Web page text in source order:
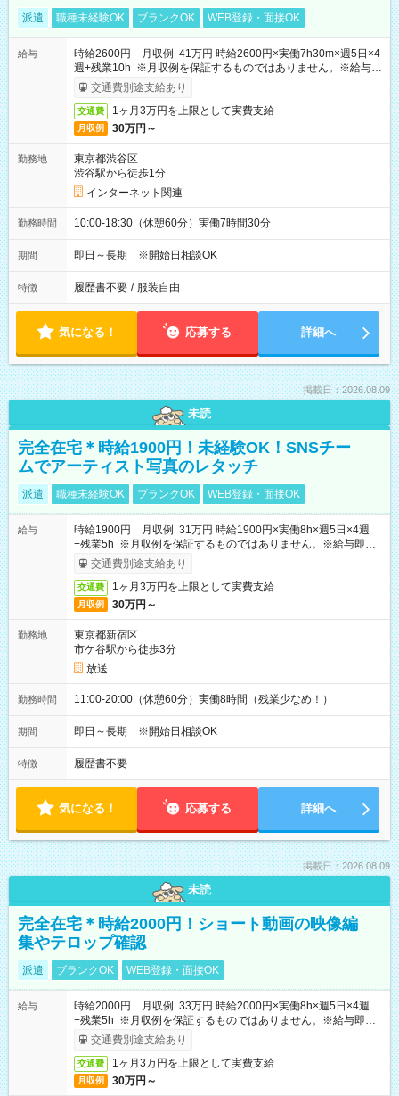
派遣 職種未経験OK ブランクOK WEB登録・面接OK
給与
時給2600円 月収例 41万円 時給2600円×実働7h30m×週5日×4
週+残業10h ※月収例を保証するものではありません。※給与即
受取りサービス利用可（利用条件有）
交通費別途支給あり
交通費 1ヶ月3万円を上限として実費支給
月収例 30万円～
勤務地
東京都渋谷区
渋谷駅から徒歩1分
インターネット関連
勤務時間 10:00-18:30（休憩60分）実働7時間30分
期間 即日～長期 ※開始日相談OK
特徴 履歴書不要 / 服装自由
気になる！ 応募する 詳細へ
掲載日：2026.08.09
未読
完全在宅＊時給1900円！未経験OK！SNSチー
ムでアーティスト写真のレタッチ
派遣 職種未経験OK ブランクOK WEB登録・面接OK
給与
時給1900円 月収例 31万円 時給1900円×実働8h×週5日×4週
+残業5h ※月収例を保証するものではありません。※給与即受
取りサービス利用可（利用条件有）
交通費別途支給あり
交通費 1ヶ月3万円を上限として実費支給
月収例 30万円～
勤務地
東京都新宿区
市ケ谷駅から徒歩3分
放送
勤務時間 11:00-20:00（休憩60分）実働8時間（残業少なめ！）
期間 即日～長期 ※開始日相談OK
特徴 履歴書不要
気になる！ 応募する 詳細へ
掲載日：2026.08.09
未読
完全在宅＊時給2000円！ショート動画の映像編
集やテロップ確認
派遣 ブランクOK WEB登録・面接OK
給与
時給2000円 月収例 33万円 時給2000円×実働8h×週5日×4週
+残業5h ※月収例を保証するものではありません。※給与即受
取りサービス利用可（利用条件有）
交通費別途支給あり
交通費 1ヶ月3万円を上限として実費支給
月収例 30万円～